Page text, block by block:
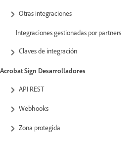
Otras integraciones
Integraciones gestionadas por partners
Claves de integración
Acrobat Sign Desarrolladores
API REST
Webhooks
Zona protegida